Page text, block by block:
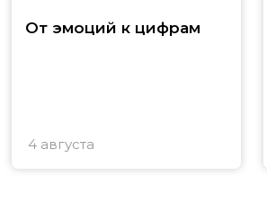
От эмоций к цифрам
4 августа